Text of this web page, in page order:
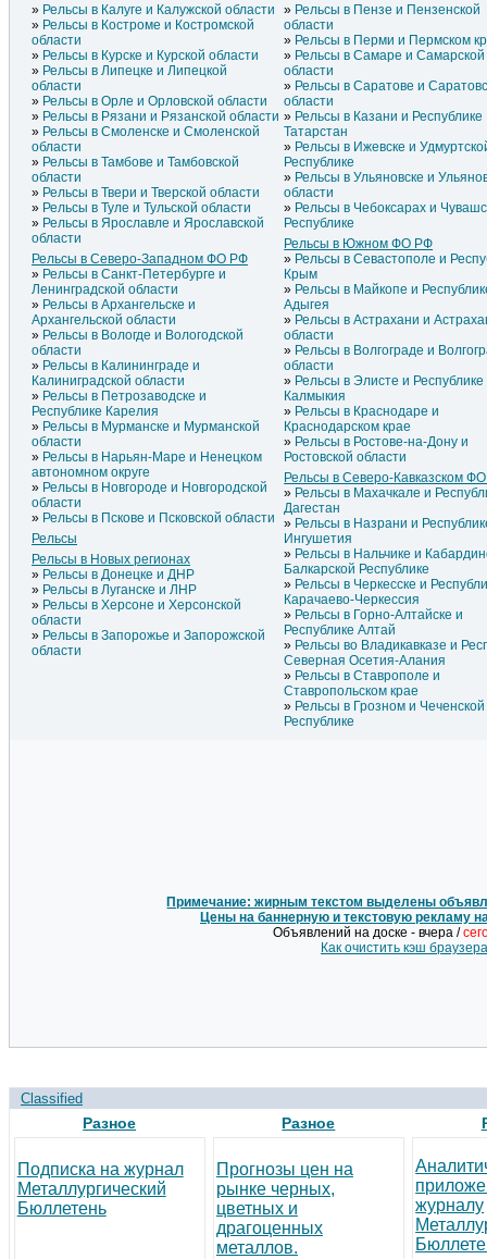
Рельсы в Калуге и Калужской области
Рельсы в Костроме и Костромской
области
Рельсы в Курске и Курской области
Рельсы в Липецке и Липецкой
области
Рельсы в Орле и Орловской области
Рельсы в Рязани и Рязанской области
Рельсы в Смоленске и Смоленской
области
Рельсы в Тамбове и Тамбовской
области
Рельсы в Твери и Тверской области
Рельсы в Туле и Тульской области
Рельсы в Ярославле и Ярославской
области
Рельсы в Северо-Западном ФО РФ
Рельсы в Санкт-Петербурге и
Ленинградской области
Рельсы в Архангельске и
Архангельской области
Рельсы в Вологде и Вологодской
области
Рельсы в Калининграде и
Калиниградской области
Рельсы в Петрозаводске и
Республике Карелия
Рельсы в Мурманске и Мурманской
области
Рельсы в Нарьян-Маре и Ненецком
автономном округе
Рельсы в Новгороде и Новгородской
области
Рельсы в Пскове и Псковской области
Рельсы
Рельсы в Новых регионах
Рельсы в Донецке и ДНР
Рельсы в Луганске и ЛНР
Рельсы в Херсоне и Херсонской
области
Рельсы в Запорожье и Запорожской
области
Рельсы в Пензе и Пензенской
области
Рельсы в Перми и Пермском
Рельсы в Самаре и Самарской
области
Рельсы в Саратове и
области
Рельсы в Казани и Республике
Татарстан
Рельсы в Ижевске и
Республике
Рельсы в Ульяновске и
области
Рельсы в Чебоксарах и
Республике
Рельсы в Южном ФО РФ
Рельсы в Севастополе и
Крым
Рельсы в Майкопе и
Адыгея
Рельсы в Астрахани и
области
Рельсы в Волгограде и
области
Рельсы в Элисте и Республике
Калмыкия
Рельсы в Краснодаре и
Краснодарском крае
Рельсы в Ростове-на-Дону и
Ростовской области
Рельсы в Северо-Кавказском
Рельсы в Махачкале и
Дагестан
Рельсы в Назрани и
Ингушетия
Рельсы в Нальчике и
Балкарской Республике
Рельсы в Черкесске и
Карачаево-Черкессия
Рельсы в Горно-Алтайске и
Республике Алтай
Рельсы во Владикавказе и
Северная Осетия-Алания
Рельсы в Ставрополе и
Ставропольском крае
Рельсы в Грозном и Чеченской
Республике
Примечание: жирным текстом выделены
Цены на баннерную и текстовую рекламу
Объявлений на доске - вчера /
Как очистить кэш
Classified
Разное
Подписка на журнал
Металлургический
Бюллетень
Разное
Прогнозы цен на
рынке черных,
цветных и
драгоценных
металлов.
журналу